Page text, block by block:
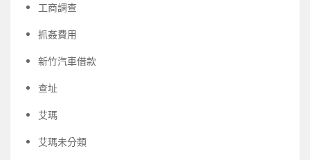
工商調查
抓姦費用
新竹汽車借款
查址
艾瑪
艾瑪未分類